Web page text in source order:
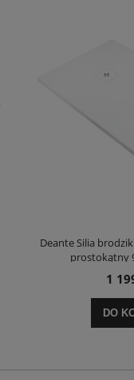
Deante Silia
prostokątny
1
DO